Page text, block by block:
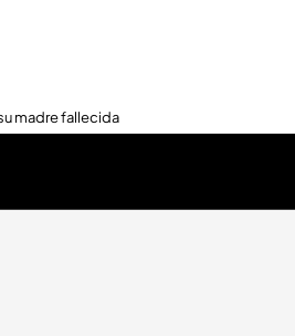
madre fallecida